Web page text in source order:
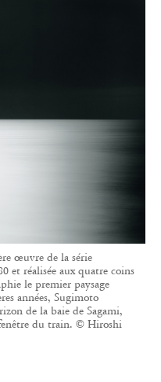
œuvre de la série
et réalisée aux quatre coins
le premier paysage
années, Sugimoto
de la baie de Sagami,
du train. © Hiroshi